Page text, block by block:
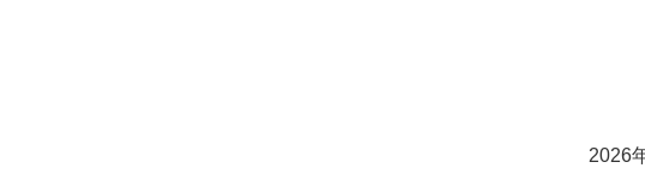
2026